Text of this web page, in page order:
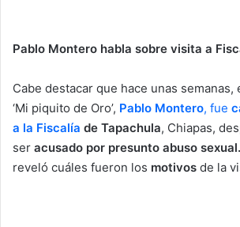
Pablo Montero habla sobre visita a
Cabe destacar que hace unas
‘Mi piquito de Oro’, Pablo Montero, fue
a la Fiscalía de Tapachula, Chiapas,
ser acusado por presunto abuso sexual.
reveló cuáles fueron los motivos de la